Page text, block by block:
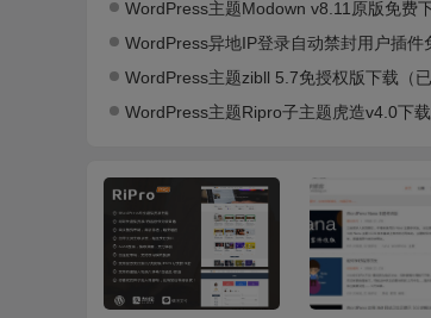
WordPress主题Modown v8.11原版免费
WordPress异地IP登录自动禁封用户插件
WordPress主题zibll 5.7免授权版下载（已
WordPress主题Ripro子主题虎造v4.0下载